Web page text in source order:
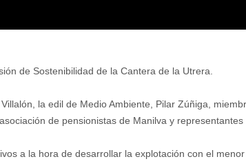
de Sostenibilidad de la Cantera de la Utrera.
la edil de Medio Ambiente, Pilar Zúñiga,
de pensionistas de Manilva y
a la hora de desarrollar la explotación con el